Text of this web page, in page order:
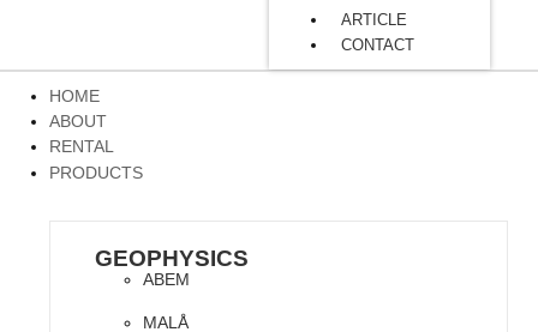
ARTICLE
CONTACT
HOME
ABOUT
RENTAL
PRODUCTS
GEOPHYSICS
ABEM
MALÅ